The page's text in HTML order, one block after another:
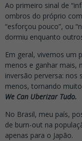
Ao primeiro sinal de
ombros do próprio
“esforçou pouco”, ou
dormiu enquanto
Em geral, vivemos um
menos e ganhar mais,
inversão perversa: nos
menos, tornando
We Can Uberizar Tudo.
No Brasil, meu país,
de burn-out na
apenas para o Japão.